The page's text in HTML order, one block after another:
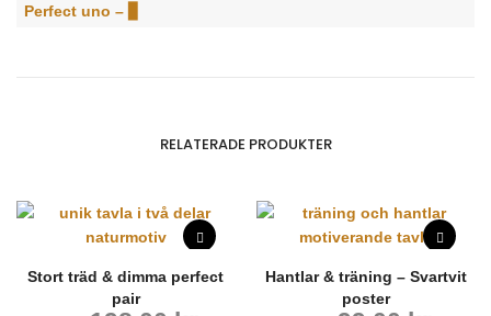
Perfect uno – ▊
RELATERADE PRODUKTER
Stort träd & dimma perfect
pair
Hantlar & träning – Svartvit
poster